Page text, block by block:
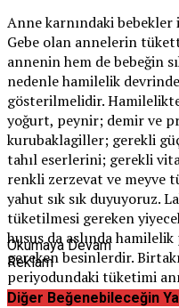
Anne karnındaki
Gebe olan annelerin
annenin hem de bebeğin
nedenle hamilelik
gösterilmelidir.
yoğurt, peynir; demir ve
kurubaklagiller; gerekli
tahıl eserlerini; gerekli
renkli zerzevat ve meyve
yahut sık sık duyuyoruz.
tüketilmesi gereken
husus da aslında
gereken besinlerdir.
periyodundaki tüketimi
oluşturmaktadır.
Okumaya Devam
Reklam
Diğer Beğenebileceğin